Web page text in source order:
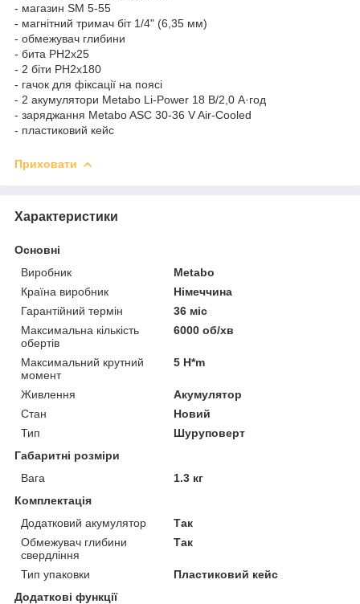
- магазин SM 5-55
- магнітний тримач біт 1/4" (6,35 мм)
- обмежувач глибини
- бита PH2x25
- 2 біти PH2x180
- гачок для фіксації на поясі
- 2 акумулятори Metabo Li-Power 18 В/2,0 А·год
- заряджання Metabo ASC 30-36 V Air-Cooled
- пластиковий кейс
Приховати
Характеристики
Основні
Виробник
Metabo
Країна виробник
Німеччина
Гарантійний термін
36 міс
Максимальна кількість
обертів
6000 об/хв
Максимальний крутний
момент
5 H*m
Живлення
Акумулятор
Стан
Новий
Тип
Шуруповерт
Габаритні розміри
Вага
1.3 кг
Комплектація
Додатковий акумулятор
Так
Обмежувач глибини
свердління
Так
Тип упаковки
Пластиковий кейс
Додаткові функції